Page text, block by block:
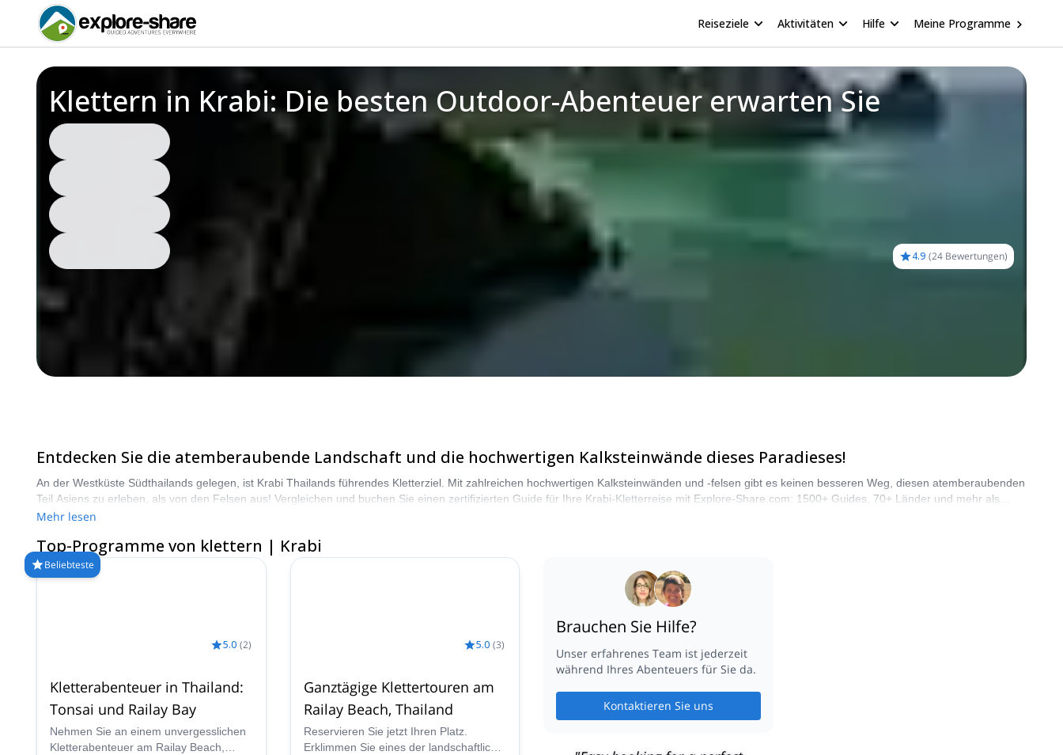
Reiseziele Aktivitäten Hilfe Meine Programme
Klettern in Krabi: Die besten Outdoor-Abenteuer erwarten Sie
4.9 (24 Bewertungen)
Entdecken Sie die atemberaubende Landschaft und die hochwertigen Kalksteinwände dieses Paradieses!
An der Westküste Südthailands gelegen, ist Krabi Thailands führendes Kletterziel. Mit zahlreichen hochwertigen Kalksteinwänden und -felsen gibt es keinen besseren Weg, diesen atemberaubenden
Teil Asiens zu erleben, als von den Felsen aus! Vergleichen und buchen Sie einen zertifizierten Guide für Ihre Krabi-Kletterreise mit Explore-Share.com: 1500+ Guides, 70+ Länder und mehr als
8000 verschiedene Programme zur Auswahl. Wählen Sie aus unserer Krabi-Kletterauswahl. Die Berge rufen!
Mehr lesen
Top-Programme von klettern | Krabi
Beliebteste
5.0 (2)
Kletterabenteuer in Thailand:
Tonsai und Railay Bay
Nehmen Sie an einem unvergesslichen
Kletterabenteuer am Railay Beach,
5.0 (3)
Ganztägige Klettertouren am
Railay Beach, Thailand
Reservieren Sie jetzt Ihren Platz.
Erklimmen Sie eines der landschaftlich
Brauchen Sie Hilfe?
Unser erfahrenes Team ist jederzeit
während Ihres Abenteuers für Sie da.
Kontaktieren Sie uns